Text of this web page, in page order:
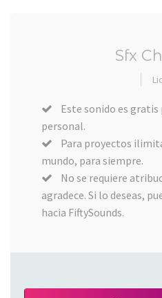
Sfx
Este sonido es gratis
personal.
Para proyectos
mundo, para siempre.
No se requiere
agradece. Si lo deseas,
hacia FiftySounds.